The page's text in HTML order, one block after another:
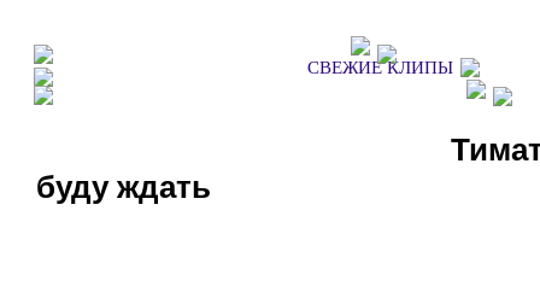
СВЕЖИЕ КЛИПЫ
буду ждать